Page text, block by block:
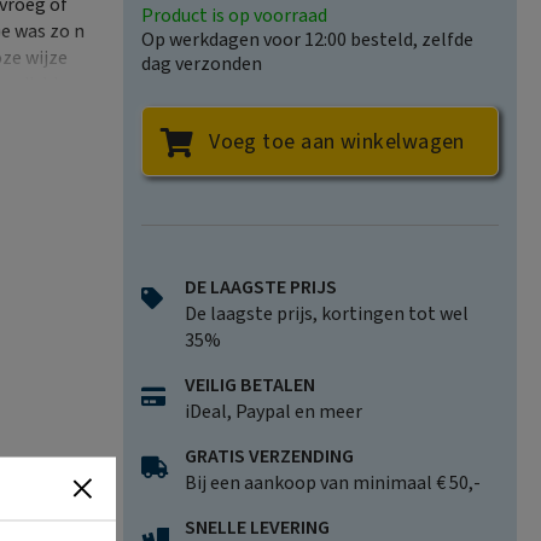
was zo n
wijze
vol is
zelfs
niet
keer
ze
ten
af.
hoe
Een must
Product is op voorraad
Op werkdagen voor 12:00 besteld, zelfde
dag verzonden
Voeg toe aan winkelwagen
DE LAAGSTE PRIJS
De laagste prijs, kortingen tot wel
35%
VEILIG BETALEN
iDeal, Paypal en meer
GRATIS VERZENDING
Bij een aankoop van minimaal € 50,-
SNELLE LEVERING